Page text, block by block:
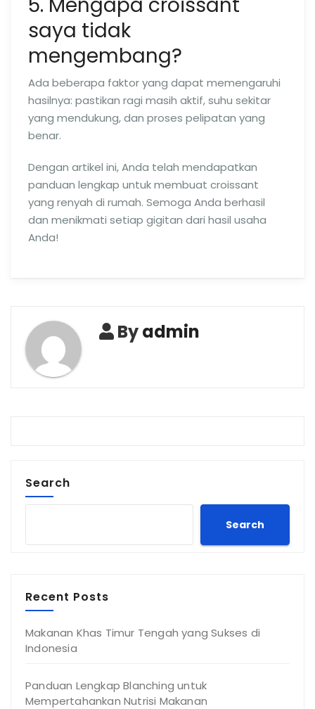
saya tidak
mengembang?
Ada beberapa faktor yang dapat memengaruhi
hasilnya: pastikan ragi masih aktif, suhu sekitar
yang mendukung, dan proses pelipatan yang
benar.
Dengan artikel ini, Anda telah mendapatkan
panduan lengkap untuk membuat croissant
yang renyah di rumah. Semoga Anda berhasil
dan menikmati setiap gigitan dari hasil usaha
Anda!
Byadmin
Search
Search
Recent Posts
Makanan Khas Timur Tengah yang Sukses di
Indonesia
Panduan Lengkap Blanching untuk
Mempertahankan Nutrisi Makanan